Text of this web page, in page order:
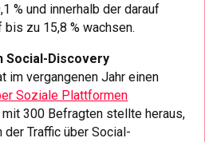
% und innerhalb der darauf
zu 15,8 % wachsen.
Social-Discovery
im vergangenen Jahr einen
Soziale Plattformen
300 Befragten stellte heraus,
Traffic über Social-